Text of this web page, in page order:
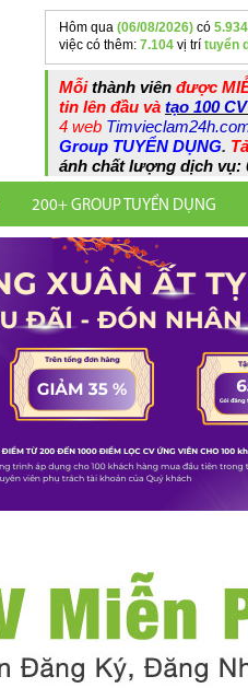
Hôm qua (06/08/2026) có 5.934
việc có thêm: 7.104 vị trí tuyển
Mỗithành viên được
tin lên đầu và tạo 100
4 web
Group TUYỂN DỤNG.
ánh chất lượng dịch vụ:
200+ GROUP TUYỂN DỤNG